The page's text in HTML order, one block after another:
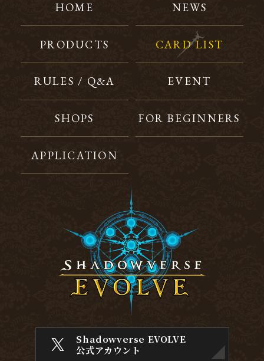
HOME NEWS
PRODUCTS CARD LIST
RULES / Q&A EVENT
SHOPS FOR BEGINNERS
APPLICATION
Shadowverse EVOLVE
公式アカウント